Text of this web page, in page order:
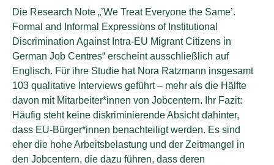
Die Research Note „’We Treat Everyone the Same’.
Formal and Informal Expressions of Institutional
Discrimination Against Intra-EU Migrant Citizens in
German Job Centres“ erscheint ausschließlich auf
Englisch. Für ihre Studie hat Nora Ratzmann insgesamt
103 qualitative Interviews geführt – mehr als die Hälfte
davon mit Mitarbeiter*innen von Jobcentern. Ihr Fazit:
Häufig steht keine diskriminierende Absicht dahinter,
dass EU-Bürger*innen benachteiligt werden. Es sind
eher die hohe Arbeitsbelastung und der Zeitmangel in
den Jobcentern, die dazu führen, dass deren